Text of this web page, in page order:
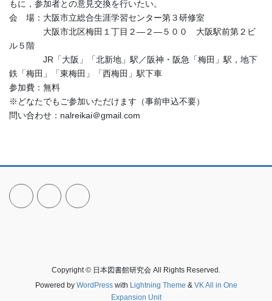
もに，参加者との意見交換を行いたい。
会 場：大阪市立総合生涯学習センター第３研修室
大阪市北区梅田１丁目２―２―５００ 大阪駅前第２ビ
ル５階
JR「大阪」「北新地」駅／阪神・阪急「梅田」駅，地下
鉄「梅田」「東梅田」「西梅田」駅下車
参加費：無料
※どなたでもご参加いただけます（事前申込不要）
問い合わせ：nalreikai＠gmail.com
Copyright © 日本図書館研究会 All Rights Reserved.
Powered by WordPresswith Lightning Theme & VK All in One
Expansion Unit